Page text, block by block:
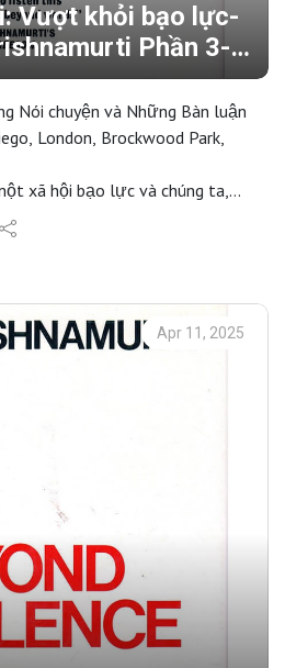
Vượt khỏi bạo lực-
Phần 3-
Nói chuyện và Những Bàn luận
London, Brockwood Park,
xã hội bạo lực và chúng ta,
lực; môi trường, văn hóa
sản phẩm thuộc nỗ lực của
nhất là: Liệu có thể kết thúc
trong chính người ta?”
sự tồn tại, những con người
của sự liên hệ, nó đã mang
cùng như thế nào – tôi thấy
với chính mình, tôi muốn
bình thực sự trong đó có dư
lực phải tan biến. Bây giờ tôi
Apr 11, 2025